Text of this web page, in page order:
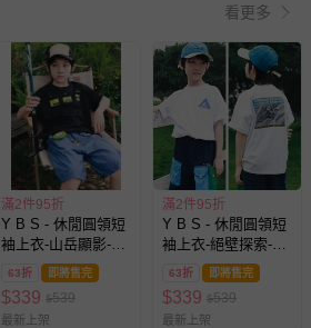
看更多
滿2件95折
Y B S - 休閒圓領短
袖上衣-山岳顯影-黑
63折 即將售完
$339 $539
最新上架
滿2件95折
Y B S - 休閒圓領短
袖上衣-絕壁探索-白
63折 即將售完
$339 $539
最新上架